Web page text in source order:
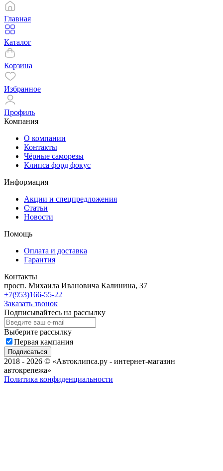
Главная
Каталог
Корзина
Избранное
Профиль
Компания
О компании
Контакты
Чёрные саморезы
Клипса форд фокус
Информация
Акции и спецпредложения
Статьи
Новости
Помощь
Оплата и доставка
Гарантия
Контакты
просп. Михаила Ивановича Калинина, 37
+7(953)166-55-22
Заказать звонок
Подписывайтесь на рассылку
Выберите рассылку
Первая кампания
Подписаться
2018 - 2026 © «Автоклипса.ру - интернет-магазин
автокрепежа»
Политика конфиденциальности